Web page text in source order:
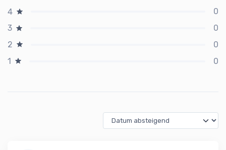
4
0
3
0
2
0
1
0